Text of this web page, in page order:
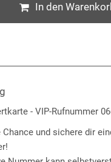
In den
- VIP-Rufnummer
und sichere dir